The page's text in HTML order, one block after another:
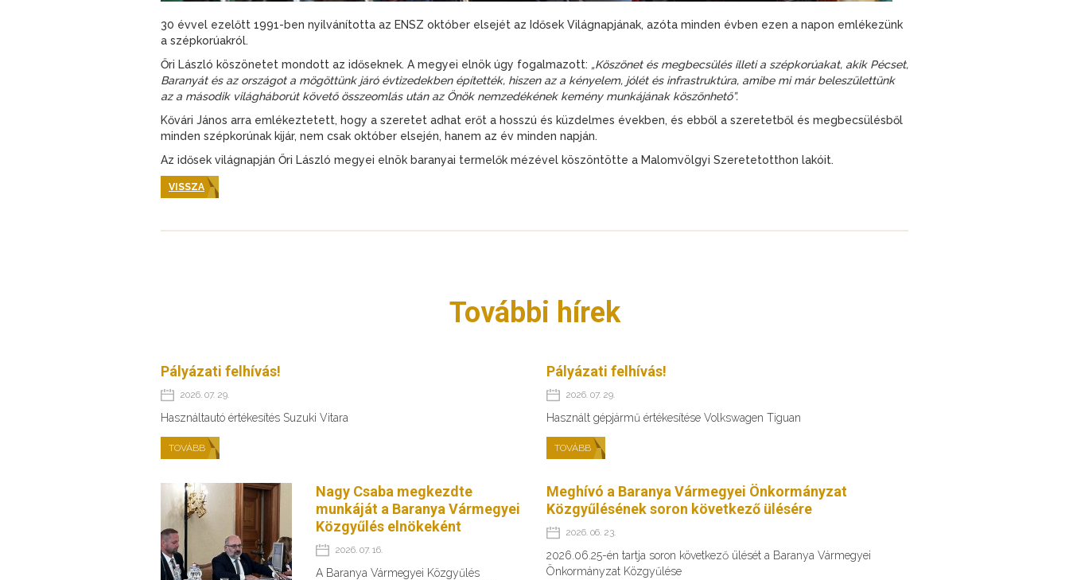
30 évvel ezelőtt 1991-ben nyilvánította az ENSZ október elsejét az Idősek Világnapjának, azóta minden évben ezen a napon emlékezünk
a szépkorúakról.
Őri László köszönetet mondott az időseknek. A megyei elnök úgy fogalmazott: „Köszönet és megbecsülés illeti a szépkorúakat, akik Pécset,
Baranyát és az országot a mögöttünk járó évtizedekben építették, hiszen az a kényelem, jólét és infrastruktúra, amibe mi már beleszülettünk
az a második világháborút követő összeomlás után az Önök nemzedékének kemény munkájának köszönhető”.
Kővári János arra emlékeztetett, hogy a szeretet adhat erőt a hosszú és küzdelmes években, és ebből a szeretetből és megbecsülésből
minden szépkorúnak kijár, nem csak október elsején, hanem az év minden napján.
Az idősek világnapján Őri László megyei elnök baranyai termelők mézével köszöntötte a Malomvölgyi Szeretetotthon lakóit.
VISSZA
További hírek
Pályázati felhívás!
2026. 07. 29.
Használtautó értékesítés Suzuki Vitara
TOVÁBB
Pályázati felhívás!
2026. 07. 29.
Használt gépjármű értékesítése Volkswagen Tiguan
TOVÁBB
Nagy Csaba megkezdte
munkáját a Baranya Vármegyei
Közgyűlés elnökeként
2026. 07. 16.
A Baranya Vármegyei Közgyűlés
Meghívó a Baranya Vármegyei Önkormányzat
Közgyűlésének soron következő ülésére
2026. 06. 23.
2026.06.25-én tartja soron következő ülését a Baranya Vármegyei
Önkormányzat Közgyűlése